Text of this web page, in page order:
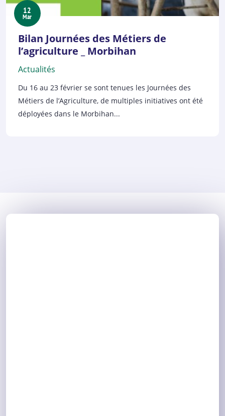
12
Mar
Bilan Journées des Métiers de
l’agriculture _ Morbihan
Actualités
Du 16 au 23 février se sont tenues les Journées des
Métiers de l’Agriculture, de multiples initiatives ont été
déployées dans le Morbihan...